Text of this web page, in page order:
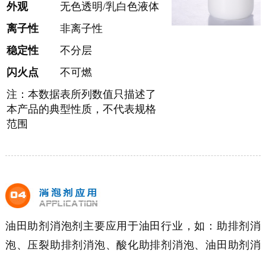
外观
无色透明/乳白色液体
离子性
非离子性
稳定性
不分层
闪火点
不可燃
注：本数据表所列数值只描述了
本产品的典型性质，不代表规格
范围
油田助剂消泡剂主要应用于油田行业，如：助排剂消
泡、压裂助排剂消泡、酸化助排剂消泡、油田助剂消